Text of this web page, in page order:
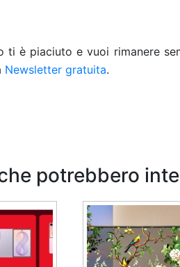
ti è piaciuto e vuoi rimanere
Newsletter gratuita.
potrebbero